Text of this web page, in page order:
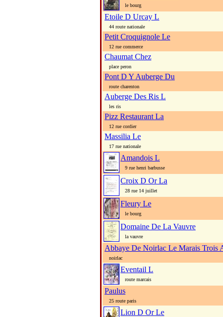
le bourg
Etoile D Urcay L
44 route nationale
Petit Croquignole Le
12 rue commerce
Chaumat Chez
place peron
Pont D Y Auberge Du
route charenton
Auberge Des Ris L
les ris
Pizz Restaurant La
12 rue cordier
Massilia Le
17 rue nationale
Amandois L
9 rue henri barbusse
Croix D Or La
28 rue 14 juillet
Fleury Le
le bourg
Domaine De La Vauvre
la vauvre
Abbaye De Noirlac Le Marais Trois
noirlac
Eventail L
route marcais
Paulus
25 route paris
Lion D Or Le